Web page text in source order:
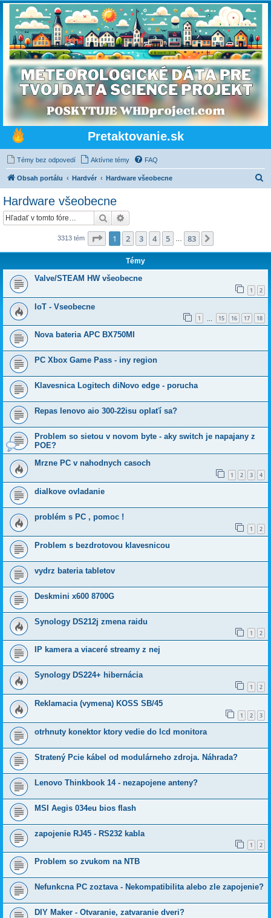
Pretaktovanie.sk
Témy bez odpovedí Aktívne témy FAQ
Obsah portálu Hardvér Hardware všeobecne
Hardware všeobecne
Hľadať
3313 tém Strana z83
1 2 3 4 5 83
Témy
Valve/STEAM HW všeobecne
1 2
IoT - Vseobecne
1 15 16 17 18
Nova bateria APC BX750MI
PC Xbox Game Pass - iny region
Klavesnica Logitech diNovo edge - porucha
Repas lenovo aio 300-22isu oplaťí sa?
Problem so sietou v novom byte - aky switch je napajany z
POE?
Mrzne PC v nahodnych casoch
1 2 3 4
dialkove ovladanie
problém s PC , pomoc !
1 2
Problem s bezdrotovou klavesnicou
vydrz bateria tabletov
Deskmini x600 8700G
Synology DS212j zmena raidu
1 2
IP kamera a viaceré streamy z nej
Synology DS224+ hibernácia
1 2
Reklamacia (vymena) KOSS SB/45
1 2 3
otrhnuty konektor ktory vedie do lcd monitora
Stratený Pcie kábel od modulárneho zdroja. Náhrada?
Lenovo Thinkbook 14 - nezapojene anteny?
MSI Aegis 034eu bios flash
zapojenie RJ45 - RS232 kabla
1 2
Problem so zvukom na NTB
Nefunkcna PC zoztava - Nekompatibilita alebo zle zapojenie?
DIY Maker - Otvaranie, zatvaranie dveri?